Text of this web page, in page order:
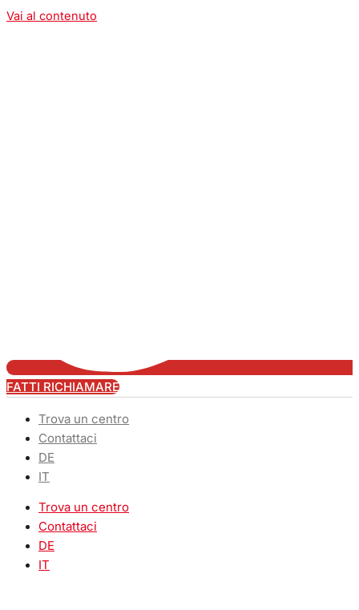
Vai al contenuto
FATTI RICHIAMARE
Trova un centro
Contattaci
DE
IT
Trova un centro
Contattaci
DE
IT